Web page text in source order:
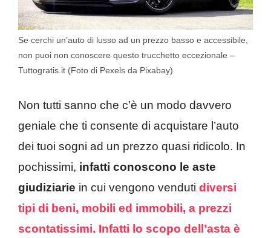
Se cerchi un’auto di lusso ad un prezzo basso e accessibile,
non puoi non conoscere questo trucchetto eccezionale –
Tuttogratis.it (Foto di Pexels da Pixabay)
Non tutti sanno che c’è un modo davvero
geniale che ti consente di acquistare l’auto
dei tuoi sogni ad un prezzo quasi ridicolo. In
pochissimi, infatti conoscono le aste
giudiziarie in cui vengono venduti diversi
tipi di beni, mobili ed immobili, a prezzi
scontatissimi. Infatti lo scopo dell’asta è